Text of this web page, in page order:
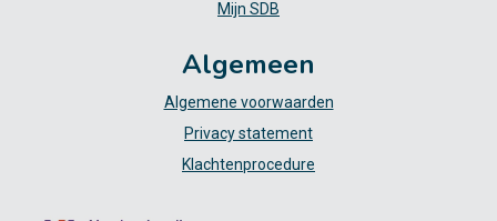
Mijn SDB
Algemeen
Algemene voorwaarden
Privacy statement
Klachtenprocedure